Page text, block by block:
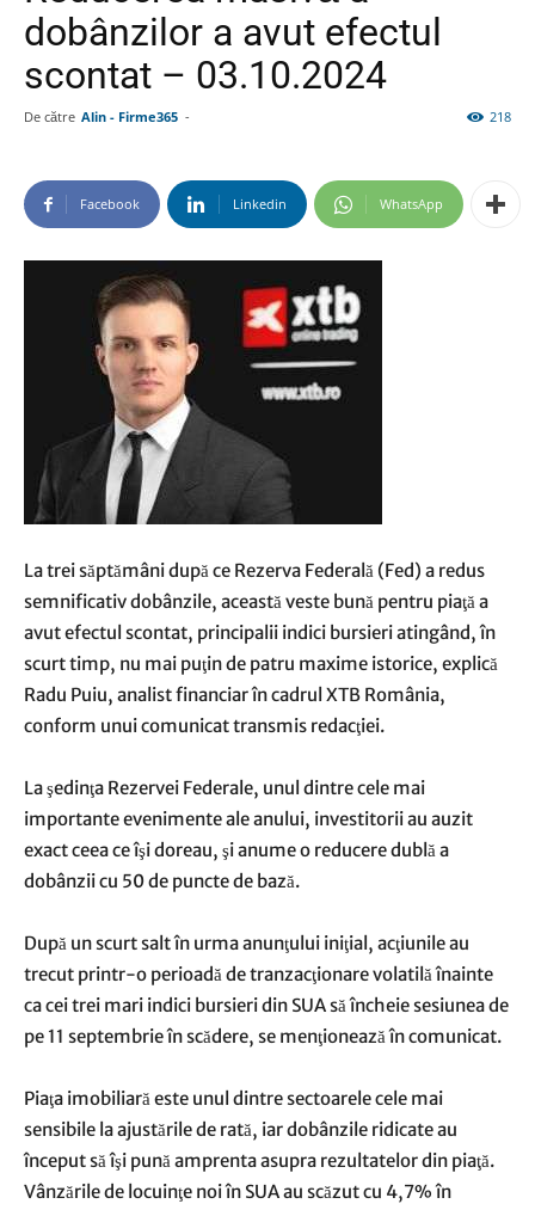
dobânzilor a avut efectul
scontat – 03.10.2024
De către Alin - Firme365 - 218
Facebook Linkedin WhatsApp
La trei săptămâni după ce Rezerva Federală (Fed) a redus
semnificativ dobânzile, această veste bună pentru piaţă a
avut efectul scontat, principalii indici bursieri atingând, în
scurt timp, nu mai puţin de patru maxime istorice, explică
Radu Puiu, analist financiar în cadrul XTB România,
conform unui comunicat transmis redacţiei.
La şedinţa Rezervei Federale, unul dintre cele mai
importante evenimente ale anului, investitorii au auzit
exact ceea ce îşi doreau, şi anume o reducere dublă a
dobânzii cu 50 de puncte de bază.
După un scurt salt în urma anunţului iniţial, acţiunile au
trecut printr-o perioadă de tranzacţionare volatilă înainte
ca cei trei mari indici bursieri din SUA să încheie sesiunea de
pe 11 septembrie în scădere, se menţionează în comunicat.
Piaţa imobiliară este unul dintre sectoarele cele mai
sensibile la ajustările de rată, iar dobânzile ridicate au
început să îşi pună amprenta asupra rezultatelor din piaţă.
Vânzările de locuinţe noi în SUA au scăzut cu 4,7% în